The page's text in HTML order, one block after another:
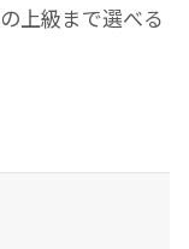
上級まで選べる